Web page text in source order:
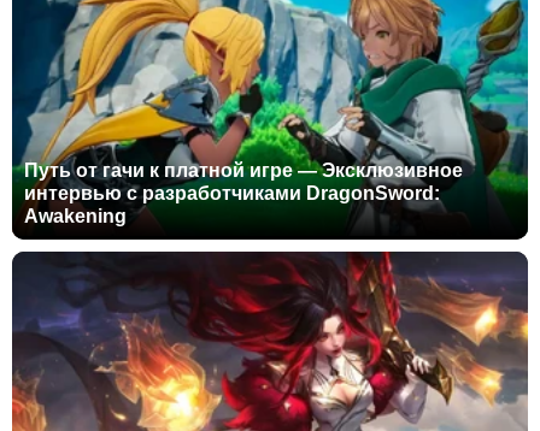
Путь от гачи к платной игре — Эксклюзивное
интервью с разработчиками DragonSword:
Awakening